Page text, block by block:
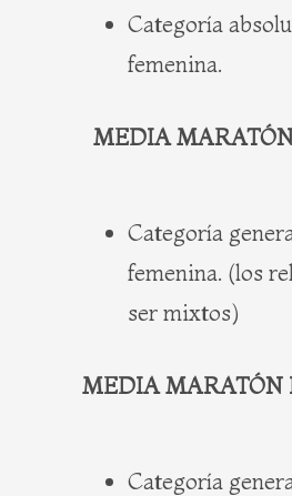
Categoría
femenina.
MEDIA
Categoría
femenina. (los
ser mixtos)
MEDIA MARATÓN
Categoría